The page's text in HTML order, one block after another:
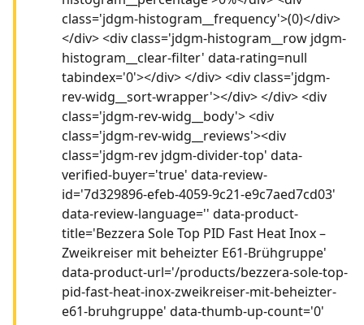
class='jdgm-histogram__frequency'>(0)</div>
</div> <div class='jdgm-histogram__row jdgm-
histogram__clear-filter' data-rating=null
tabindex='0'></div> </div> <div class='jdgm-
rev-widg__sort-wrapper'></div> </div> <div
class='jdgm-rev-widg__body'> <div
class='jdgm-rev-widg__reviews'><div
class='jdgm-rev jdgm-divider-top' data-
verified-buyer='true' data-review-
id='7d329896-efeb-4059-9c21-e9c7aed7cd03'
data-review-language='' data-product-
title='Bezzera Sole Top PID Fast Heat Inox –
Zweikreiser mit beheizter E61-Brühgruppe'
data-product-url='/products/bezzera-sole-top-
pid-fast-heat-inox-zweikreiser-mit-beheizter-
e61-bruhgruppe' data-thumb-up-count='0'